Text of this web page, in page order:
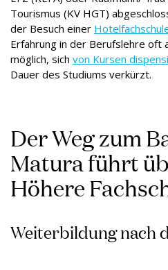
Tourismus (KV HGT)
der Besuch einer
Erfahrung in der Berufslehre oft
möglich, sich von Kursen
Dauer des Studiums verkürzt.
Der Weg zum
Matura führt
Höhere
Weiterbildung nach